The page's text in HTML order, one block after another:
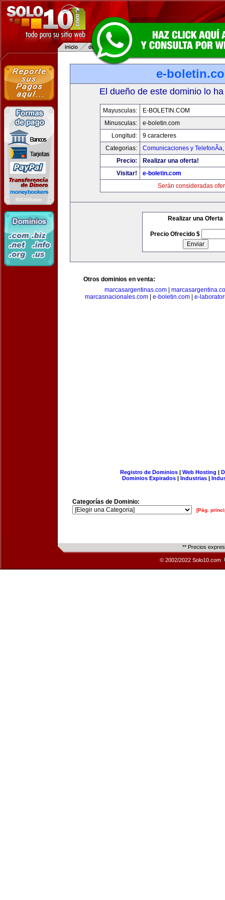
e-
El dueño de este dominio lo
Mayusculas:
E-BOLETIN.COM
Minusculas:
e-boletin.com
Longitud:
9 caracteres
Categorias:
Comunicaciones y TelefonÃ­a,
Precio:
Realizar una oferta!
Visitar!
e-boletin.com
Serán consideradas
Realizar una Oferta
Precio Ofrecido $
Otros dominios en venta:
marcasargentinas.com
marcasnacionales.com| e-boletin.com| e-
Registro de Dominios| Web Hosting |
Dominios Expirados | Industrias |
Categorías de Dominio:
[Pág.
** Precios
© 2002/2022 Solo10.com